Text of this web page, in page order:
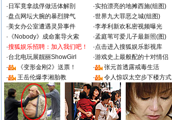
· 日军竟拿战俘做活体解剖 ·实拍漂亮的地摊西施(组图)
·盘点网坛大腕的暴烈脾气 ·世界九大罪恶之城(组图)
·美女办公室遭遇灵异事件 ·李孝利新欢私密视频曝光
· 《Nobody》成命案导火索 ·孟庭苇可爱儿子最新照(图)
·搜狐娱乐招聘：加入我们吧！ ·点击进入搜狐娱乐影视库
·台北电玩展靓丽ShowGirl ·游戏史上最般配的十对情侣
·
《变形金刚2》送票！ ·
张元首透露戒毒生活
·
王岳伦爆李湘胎教 · 令人惊叹太空步下楼方式